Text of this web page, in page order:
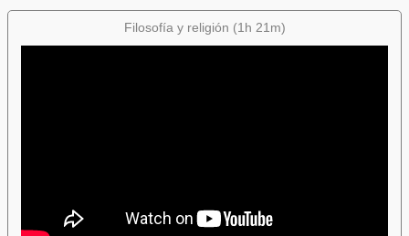
Filosofía y religión (1h 21m)